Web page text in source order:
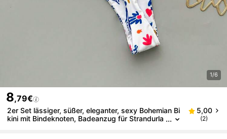
1/6
8,79€
2er Set lässiger, süßer, eleganter, sexy Bohemian Bi
kini mit Bindeknoten, Badeanzug für Strandurla
5,00
(2)